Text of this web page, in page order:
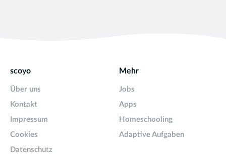
scoyo
Über uns
Kontakt
Impressum
Cookies
Datenschutz
Mehr
Jobs
Apps
Homeschooling
Adaptive Aufgaben